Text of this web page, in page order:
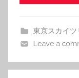
東京スカイツ
Leave a